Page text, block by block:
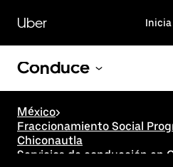
contenido
principal
Uber Inicia
Conduce
México>
Fraccionamiento Social
Chiconautla
Servicios de conducción en